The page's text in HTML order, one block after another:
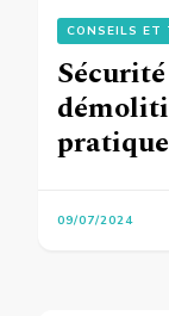
CONSEILS ET
09/07/2024